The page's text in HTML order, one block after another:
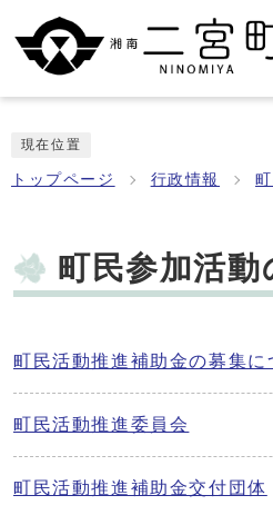
現在位置
トップページ 行政情報
町民参加活動
町民活動推進補助金の募集に
町民活動推進委員会
町民活動推進補助金交付団体